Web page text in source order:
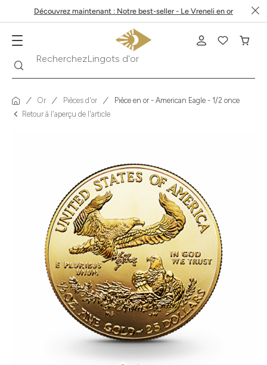
Découvrez maintenant : Notre best-seller - Le Vreneli en or
RechercheRecherchez
Or Pièces d'or
Pièce en or - American Eagle - 1/2 once
Retour à l'aperçu de l'article